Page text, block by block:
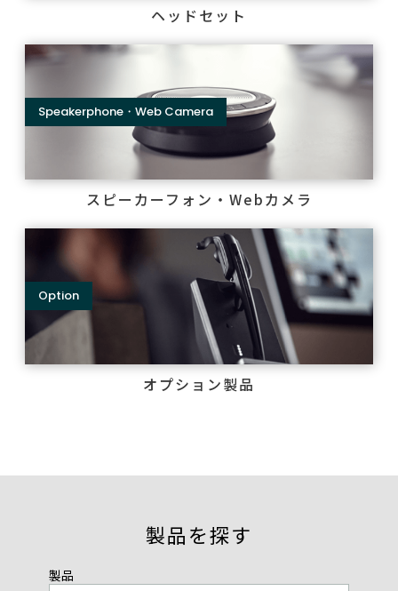
ヘッドセット
Speakerphone・Web Camera
スピーカーフォン・Webカメラ
Option
オプション製品
製品を探す
製品